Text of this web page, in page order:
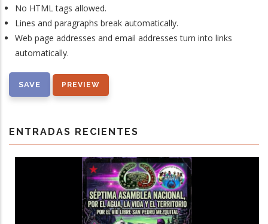
No HTML tags allowed.
Lines and paragraphs break automatically.
Web page addresses and email addresses turn into links
automatically.
ENTRADAS RECIENTES